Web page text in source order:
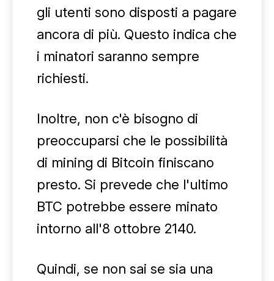
gli utenti sono disposti a pagare
ancora di più. Questo indica che
i minatori saranno sempre
richiesti.
Inoltre, non c'è bisogno di
preoccuparsi che le possibilità
di mining di Bitcoin finiscano
presto. Si prevede che l'ultimo
BTC potrebbe essere minato
intorno all'8 ottobre 2140.
Quindi, se non sai se sia una